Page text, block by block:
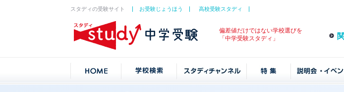
スタディの受験サイト お受験じょうほう 高校受験スタディ
偏差値だけではない学校選びを
「中学受験スタディ」